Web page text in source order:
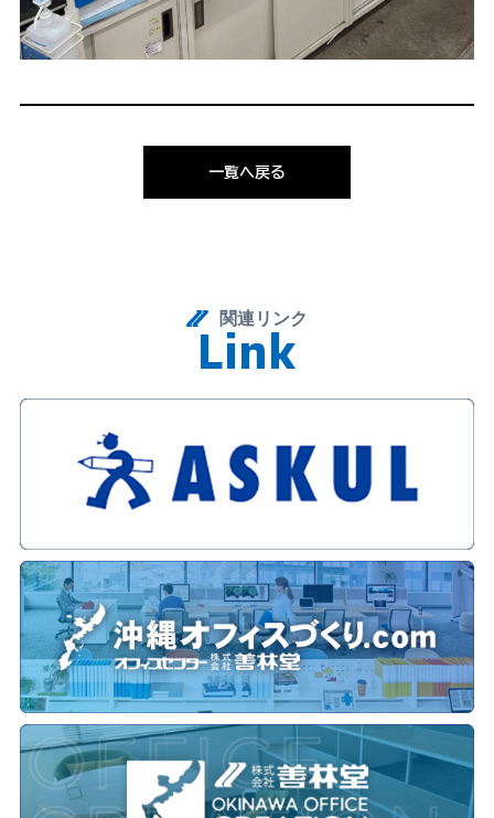
一覧へ戻る
関連リンク
Link